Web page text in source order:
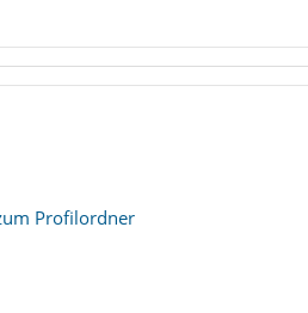
Profilordner